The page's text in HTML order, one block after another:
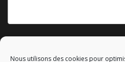
Nous utilisons des cookies pour